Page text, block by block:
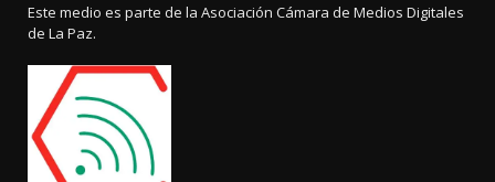
Este medio es parte de la Asociación Cámara de Medios Digitales
de La Paz.